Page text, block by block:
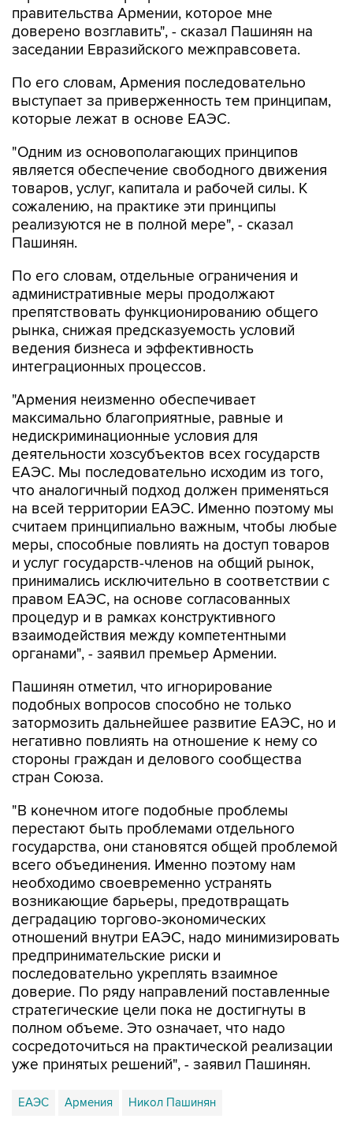
правительства Армении, которое мне
доверено возглавить", - сказал Пашинян на
заседании Евразийского межправсовета.
По его словам, Армения последовательно
выступает за приверженность тем принципам,
которые лежат в основе ЕАЭС.
"Одним из основополагающих принципов
является обеспечение свободного движения
товаров, услуг, капитала и рабочей силы. К
сожалению, на практике эти принципы
реализуются не в полной мере", - сказал
Пашинян.
По его словам, отдельные ограничения и
административные меры продолжают
препятствовать функционированию общего
рынка, снижая предсказуемость условий
ведения бизнеса и эффективность
интеграционных процессов.
"Армения неизменно обеспечивает
максимально благоприятные, равные и
недискриминационные условия для
деятельности хозсубъектов всех государств
ЕАЭС. Мы последовательно исходим из того,
что аналогичный подход должен применяться
на всей территории ЕАЭС. Именно поэтому мы
считаем принципиально важным, чтобы любые
меры, способные повлиять на доступ товаров
и услуг государств-членов на общий рынок,
принимались исключительно в соответствии с
правом ЕАЭС, на основе согласованных
процедур и в рамках конструктивного
взаимодействия между компетентными
органами", - заявил премьер Армении.
Пашинян отметил, что игнорирование
подобных вопросов способно не только
затормозить дальнейшее развитие ЕАЭС, но и
негативно повлиять на отношение к нему со
стороны граждан и делового сообщества
стран Союза.
"В конечном итоге подобные проблемы
перестают быть проблемами отдельного
государства, они становятся общей проблемой
всего объединения. Именно поэтому нам
необходимо своевременно устранять
возникающие барьеры, предотвращать
деградацию торгово-экономических
отношений внутри ЕАЭС, надо минимизировать
предпринимательские риски и
последовательно укреплять взаимное
доверие. По ряду направлений поставленные
стратегические цели пока не достигнуты в
полном объеме. Это означает, что надо
сосредоточиться на практической реализации
уже принятых решений", - заявил Пашинян.
ЕАЭС Армения Никол Пашинян